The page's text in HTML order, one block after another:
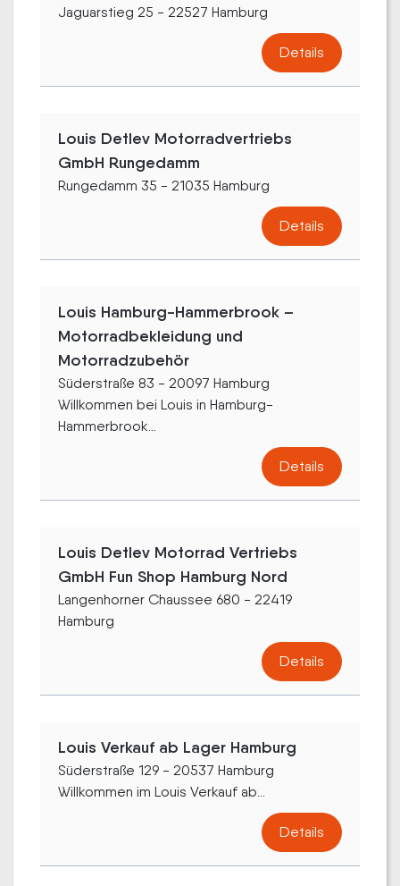
Jaguarstieg 25 - 22527 Hamburg
Details
Louis Detlev Motorradvertriebs
GmbH Rungedamm
Rungedamm 35 - 21035 Hamburg
Details
Louis Hamburg-Hammerbrook –
Motorradbekleidung und
Motorradzubehör
Süderstraße 83 - 20097 Hamburg
Willkommen bei Louis in Hamburg-
Hammerbrook...
Details
Louis Detlev Motorrad Vertriebs
GmbH Fun Shop Hamburg Nord
Langenhorner Chaussee 680 - 22419
Hamburg
Details
Louis Verkauf ab Lager Hamburg
Süderstraße 129 - 20537 Hamburg
Willkommen im Louis Verkauf ab...
Details